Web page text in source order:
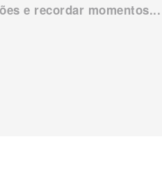
e recordar momentos...